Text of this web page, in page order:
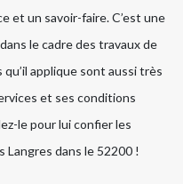
et un savoir-faire. C’est une
le cadre des travaux de
applique sont aussi très
et ses conditions
le pour lui confier les
Langres dans le 52200 !